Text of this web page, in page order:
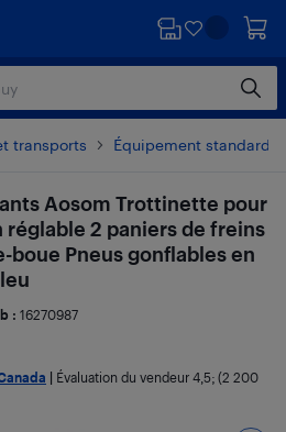
transports Équipement standard
Aosom Trottinette pour
2 paniers de freins
boue Pneus gonflables en
: 16270987
Évaluation du vendeur 4,5; (2 200